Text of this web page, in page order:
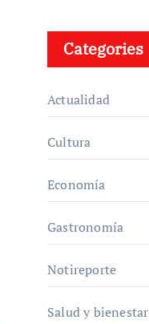
Categories
Actualidad
Cultura
Economía
Gastronomía
Notireporte
Salud y bienestar